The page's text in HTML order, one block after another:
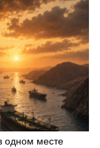
Искать
одном месте